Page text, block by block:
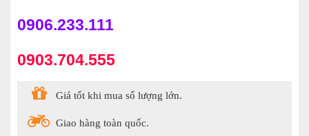
0906.233.111
0903.704.555
Giá tốt khi mua số lượng lớn.
Giao hàng toàn quốc.